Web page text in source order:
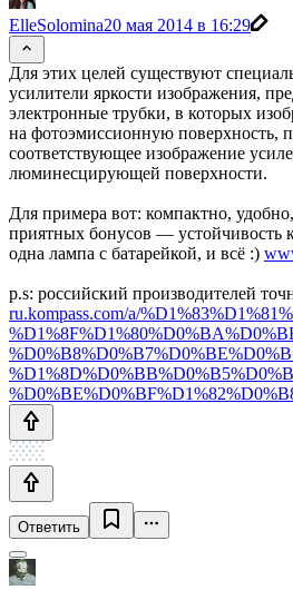
ElleSolomina20 мая 2014 в 16:29
Для этих целей существуют
усилители яркости изображения,
электронные трубки, в которых
на фотоэмиссионную поверхность,
соответствующее изображение
люминесцирующей поверхности.
Для примера вот: компактно,
приятных бонусов — устойчивость
одна лампа с батарейкой, и всё :)
p.s: российский производителей
ru.kompass.com/a/
Ответить